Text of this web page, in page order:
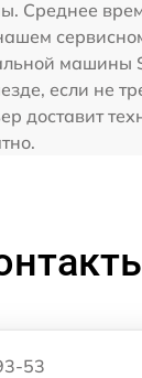
Среднее
машины
если не
доставит
53